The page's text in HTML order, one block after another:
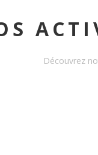
Découvrez